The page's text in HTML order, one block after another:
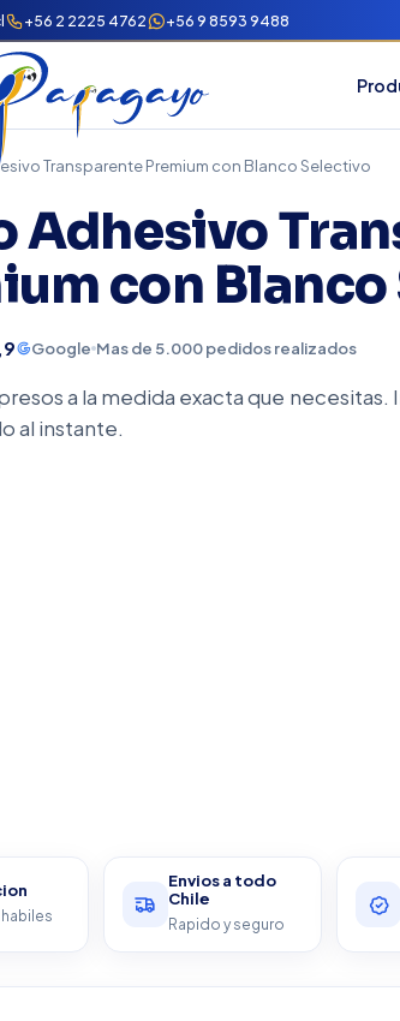
+56 2 2225 4762 +56 9 8593 9488
Transparente Premium con Blanco Selectivo
Adhesivo
con
Google Mas de 5.000 pedidos realizados
a la medida exacta que necesitas.
al instante.
habiles
Envios a todo
Chile
Rapido y seguro